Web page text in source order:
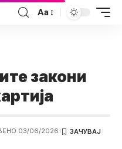
Аа
закони
03/06/2026